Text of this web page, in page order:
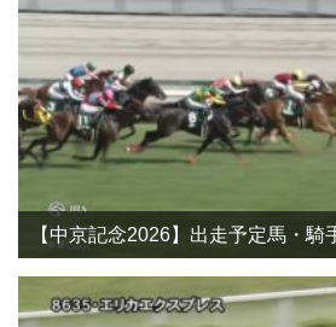
【中京記念2026】出走予定馬・騎